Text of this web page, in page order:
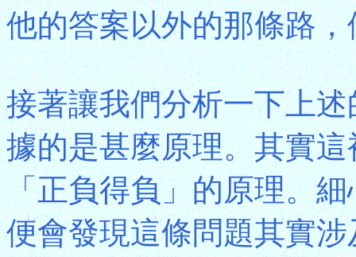
他的答案以外的那條路
接著讓我們分析一下上
據的是甚麼原理。其實
「正負得負」的原理。
便會發現這條問題其實